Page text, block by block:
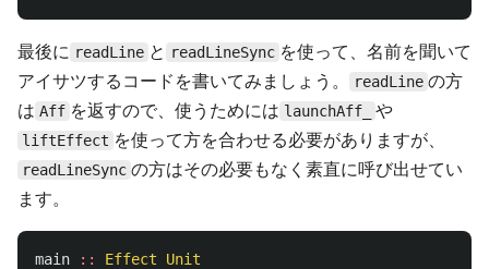
最後に readLine と readLineSync を使って、名前を聞いて
アイサツするコードを書いてみましょう。
readLine の方
は Aff を返すので、使うためには launchAff_ や
liftEffect を使って方を合わせる必要がありますが、
readLineSync の方はその必要もなく素直に呼び出せてい
ます。
main :: Effect
Unit